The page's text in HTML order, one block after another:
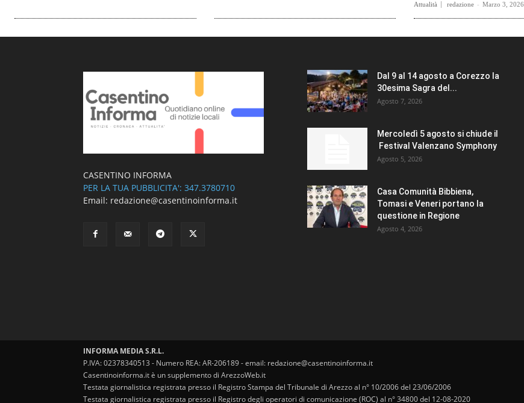
Attualità redazione - Marzo 3, 2026
CASENTINO INFORMA
PER LA TUA PUBBLICITA': 347.3780710
Email: redazione@casentinoinforma.it
Dal 9 al 14 agosto a Corezzo la
30esima Sagra del...
Agosto 7, 2026
Mercoledì 5 agosto si chiude il
Festival Valenzano Symphony
Agosto 5, 2026
Casa Comunità Bibbiena,
Tomasi e Veneri portano la
questione in Regione
Agosto 4, 2026
INFORMA MEDIA S.R.L.
P.IVA: 02378340513 - Numero REA: AR-206189 - email: redazione@casentinoinforma.it
Casentinoinforma.it è un supplemento di ArezzoWeb.it
Testata giornalistica registrata presso il Registro Stampa del Tribunale di Arezzo al n° 10/2006 del 23/06/2006
Testata giornalistica registrata presso il Registro degli operatori di comunicazione (ROC) al n° 34800 del 12-08-2020